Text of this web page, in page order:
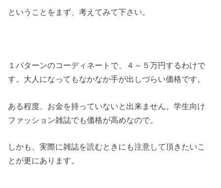
ということをまず、考えてみて下さい。
１パターンのコーディネートで、４～５万円するわけで
す。大人になってもなかなか手が出しづらい価格です。
ある程度、お金を持っていないと出来ません。学生向け
ファッション雑誌でも価格が高めなので。
しかも、実際に雑誌を読むときにも注意して頂きたいこ
とが更にあります。